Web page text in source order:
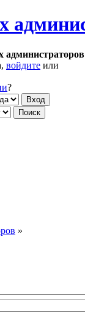
войдите или
?
»